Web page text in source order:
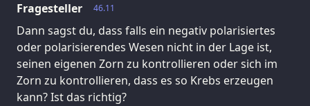
46.11
Fragesteller
Dann sagst du, dass falls ein negativ polarisiertes
oder polarisierendes Wesen nicht in der Lage ist,
seinen eigenen Zorn zu kontrollieren oder sich im
Zorn zu kontrollieren, dass es so Krebs erzeugen
kann? Ist das richtig?